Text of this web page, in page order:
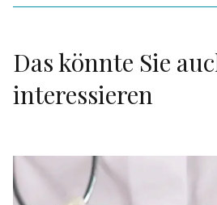
Das könnte Sie
interessieren